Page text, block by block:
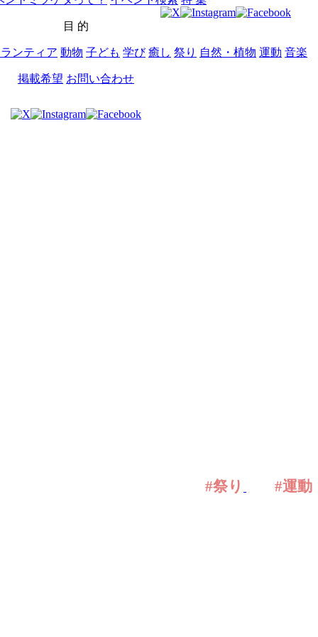
目 的
ンティア 動物 子ども 学び 癒し 祭り 自然・植物 運動 音楽
掲載希望 お問い合わせ
#祭り #運動